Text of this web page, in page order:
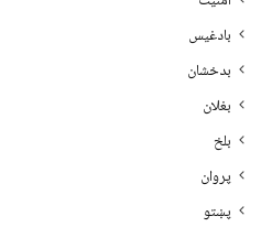
بادغیس
بدخشان
بغلان
بلخ
پروان
پښتو